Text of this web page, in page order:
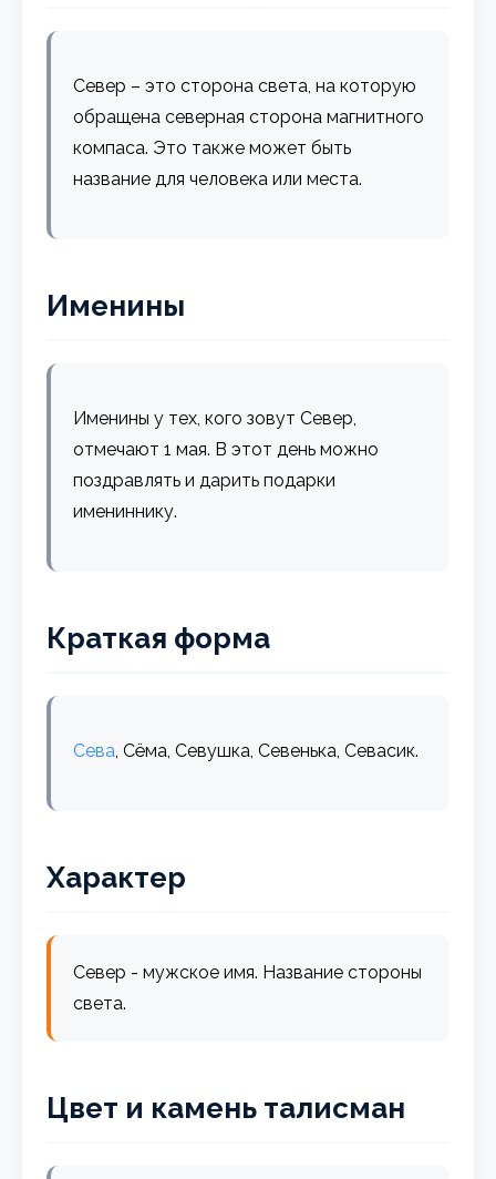
Север – это сторона света, на которую
обращена северная сторона магнитного
компаса. Это также может быть
название для человека или места.
Именины
Именины у тех, кого зовут Север,
отмечают 1 мая. В этот день можно
поздравлять и дарить подарки
имениннику.
Краткая форма
Сева, Сёма, Севушка, Севенька, Севасик.
Характер
Север - мужское имя. Название стороны
света.
Цвет и камень талисман